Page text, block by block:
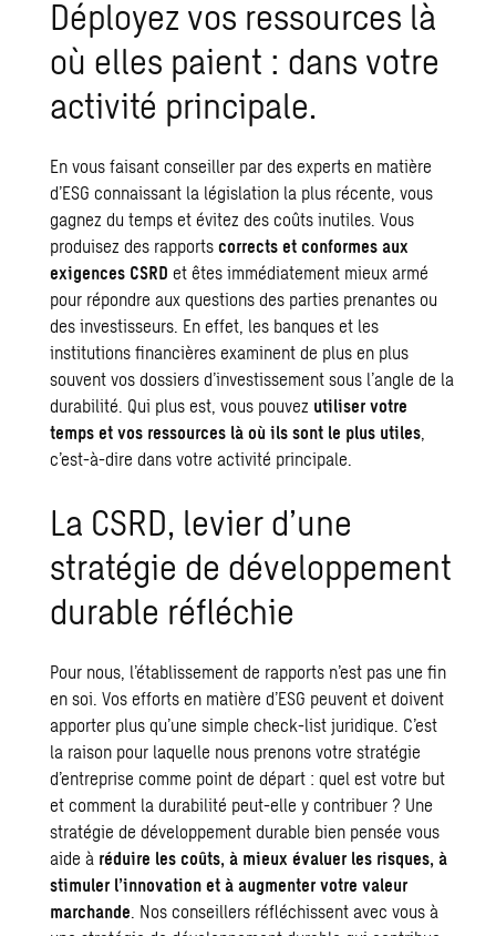
Déployez vos ressources là
où elles paient : dans votre
activité principale.
En vous faisant conseiller par des experts en matière
d’ESG connaissant la législation la plus récente, vous
gagnez du temps et évitez des coûts inutiles. Vous
produisez des rapportscorrects et conformes aux
exigences CSRD et êtes immédiatement mieux armé
pour répondre aux questions des parties prenantes ou
des investisseurs. En effet, les banques et les
institutions financières examinent de plus en plus
souvent vos dossiers d’investissement sous l’angle de la
durabilité. Qui plus est, vous pouvez utiliser votre
temps et vos ressources là où ils sont le plus utiles,
c’est-à-dire dans votre activité principale.
La CSRD, levier d’une
stratégie de développement
durable réfléchie
Pour nous, l’établissement de rapports n’est pas une fin
en soi. Vos efforts en matière d’ESG peuvent et doivent
apporter plus qu’une simple check-list juridique. C’est
la raison pour laquelle nous prenons votre stratégie
d’entreprise comme point de départ : quel est votre but
et comment ladurabilité peut-elle y contribuer ? Une
stratégie dedéveloppement durable bien pensée vous
aide à réduire les coûts, à mieux évaluer les risques, à
stimuler l’innovation et à augmenter votre valeur
marchande. Nos conseillers réfléchissent avec vous à